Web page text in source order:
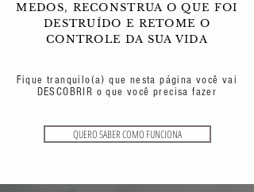
MEDOS, RECONSTRUA O QUE FOI
DESTRUÍDO E RETOME O
CONTROLE DA SUA VIDA
Fique tranquilo(a) que nesta página você vai
DESCOBRIR o que você precisa fazer
QUERO SABER COMO FUNCIONA